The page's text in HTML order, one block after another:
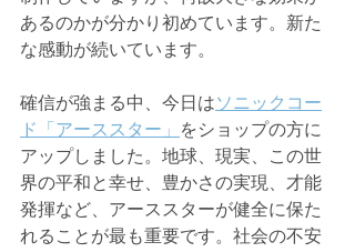
あるのかが分かり初めています。新た
な感動が続いています。
確信が強まる中、今日はソニックコー
ド「アーススター」
をショップの方に
アップしました。地球、現実、この世
界の平和と幸せ、豊かさの実現、才能
発揮など、アーススターが健全に保た
れることが最も重要です。社会の不安